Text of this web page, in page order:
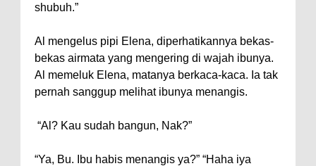
shubuh.”
Al mengelus pipi Elena, diperhatikannya bekas-
bekas airmata yang mengering di wajah ibunya.
Al memeluk Elena, matanya berkaca-kaca. Ia tak
pernah sanggup melihat ibunya menangis.
“Al? Kau sudah bangun, Nak?”
“Ya, Bu. Ibu habis menangis ya?” “Haha iya